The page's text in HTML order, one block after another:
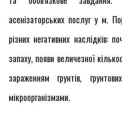
асенізаторських послуг у м.
різних негативних наслідків:
запаху, появи величезної
зараженням ґрунтів,
мікроорганізмами.